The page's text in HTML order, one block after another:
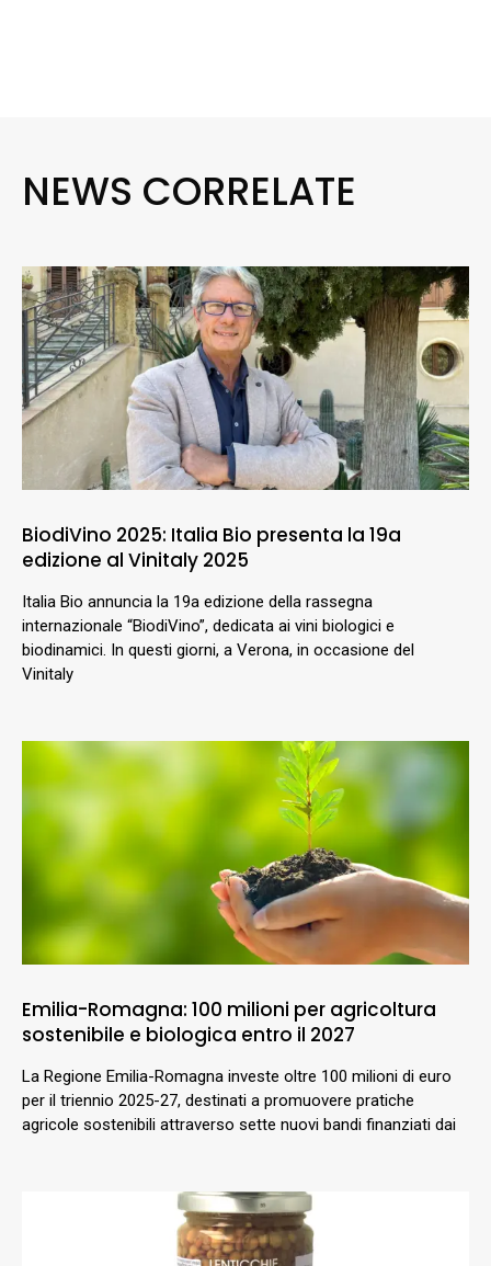
NEWS CORRELATE
BiodiVino 2025: Italia Bio presenta la 19a
edizione al Vinitaly 2025
Italia Bio annuncia la 19a edizione della rassegna
internazionale “BiodiVino”, dedicata ai vini biologici e
biodinamici. In questi giorni, a Verona, in occasione del
Vinitaly
Emilia-Romagna: 100 milioni per agricoltura
sostenibile e biologica entro il 2027
La Regione Emilia-Romagna investe oltre 100 milioni di euro
per il triennio 2025-27, destinati a promuovere pratiche
agricole sostenibili attraverso sette nuovi bandi finanziati dai